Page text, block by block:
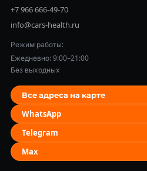
+7 966 666-49-70
info@cars-health.ru
Режим работы:
Ежедневно: 9:00–21:00
Без выходных
Все адреса на карте
WhatsApp
Telegram
Max